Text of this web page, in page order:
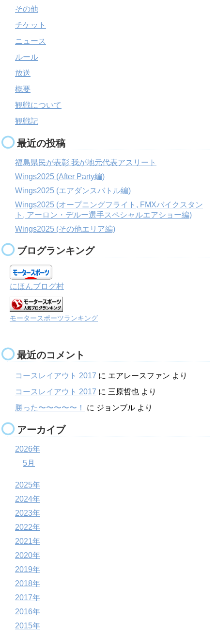
その他
チケット
ニュース
ルール
放送
概要
観戦について
観戦記
最近の投稿
福島県民が表彰 我が地元代表アスリート
Wings2025 (After Party編)
Wings2025 (エアダンスバトル編)
Wings2025 (オープニングフライト, FMXバイクスタン
ト, アーロン・デルー選手スペシャルエアショー編)
Wings2025 (その他エリア編)
ブログランキング
にほんブログ村
モータースポーツランキング
最近のコメント
コースレイアウト 2017 に エアレースファン より
コースレイアウト 2017 に 三原哲也 より
勝った〜〜〜〜〜！
に ジョンブル より
アーカイブ
2026年
5月
2025年
2024年
2023年
2022年
2021年
2020年
2019年
2018年
2017年
2016年
2015年